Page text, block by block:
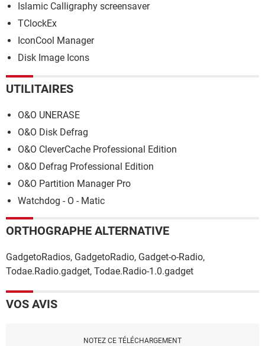
Islamic Calligraphy screensaver
TClockEx
IconCool Manager
Disk Image Icons
UTILITAIRES
O&O UNERASE
O&O Disk Defrag
O&O CleverCache Professional Edition
O&O Defrag Professional Edition
O&O Partition Manager Pro
Watchdog - O - Matic
ORTHOGRAPHE ALTERNATIVE
GadgetoRadios, GadgetoRadio, Gadget-o-Radio,
Todae.Radio.gadget, Todae.Radio-1.0.gadget
VOS AVIS
NOTEZ CE TÉLÉCHARGEMENT